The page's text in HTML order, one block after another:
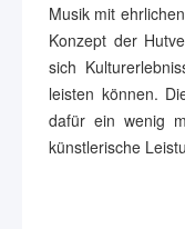
Musik mit
Konzept der
sich
leisten können.
dafür ein wenig
künstlerische